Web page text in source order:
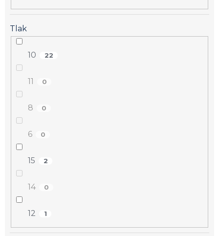
Tlak
10 22
11 0
8 0
6 0
15 2
14 0
12 1